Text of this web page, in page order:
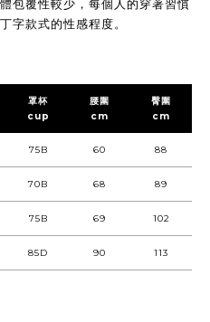
包覆性較少，每個人的穿著習慣
字款式的性感程度。
罩杯
cup
腰圍
cm
臀圍
cm
75B 60 88
70B 68 89
75B 69 102
85D 90 113